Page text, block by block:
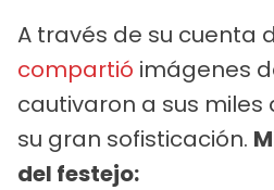
A través de su cuenta
compartió imágenes
cautivaron a sus
su gran sofisticación.
del festejo: